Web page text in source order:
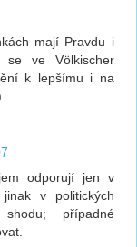
mají Pravdu i
se ve Völkischer
k lepšímu i na
odporují jen v
v politických
případné